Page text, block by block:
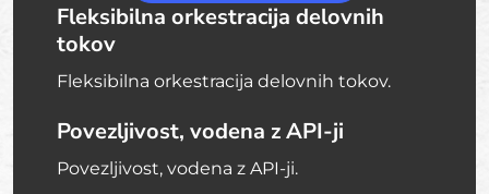
Fleksibilna orkestracija delovnih
tokov
Fleksibilna orkestracija delovnih tokov.
Povezljivost, vodena z API-ji
Povezljivost, vodena z API-ji.